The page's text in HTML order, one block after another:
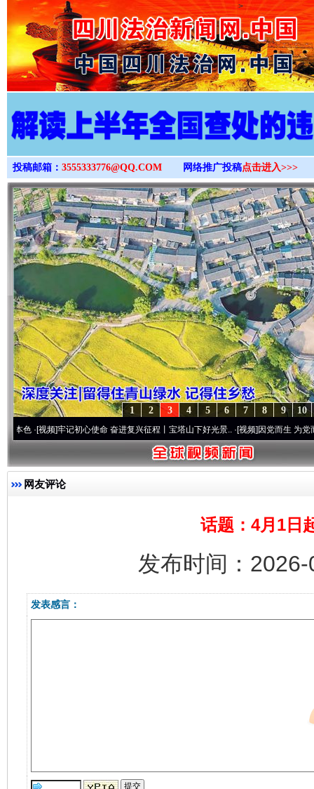
>
投稿邮箱： 3555333776@QQ.COM 网络推广投稿点击进入>>>
10
9
8
7
6
5
4
3
2
1
视频]牢记初心使命 奋进复兴征程丨宝塔山下好光景..·[视频]因党而生 为党而战——
网友评论
话题：4月1日
发布时间：
发表感言：